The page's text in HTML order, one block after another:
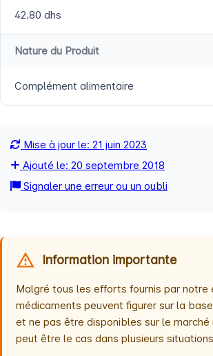
42.80 dhs
Nature du Produit
Complément alimentaire
Mise à jour le: 21 juin 2023
Ajouté le: 20 septembre 2018
Signaler une erreur ou un oubli
Information importante
Malgré tous les efforts fournis par notre
médicaments peuvent figurer sur la
et ne pas être disponibles sur le marché
peut être le cas dans plusieurs